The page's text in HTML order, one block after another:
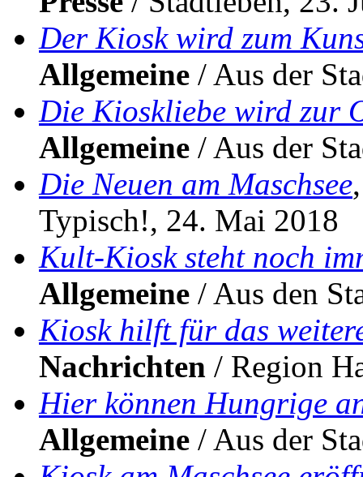
Der Kiosk wird zum
Allgemeine / Aus der
Die Kioskliebe wird zur
Allgemeine / Aus der
Die Neuen am Maschsee
Typisch!, 24. Mai 2018
Kult-Kiosk steht noch
Allgemeine / Aus den
Kiosk hilft für das
Nachrichten / Region
Hier können Hungrige
Allgemeine / Aus der